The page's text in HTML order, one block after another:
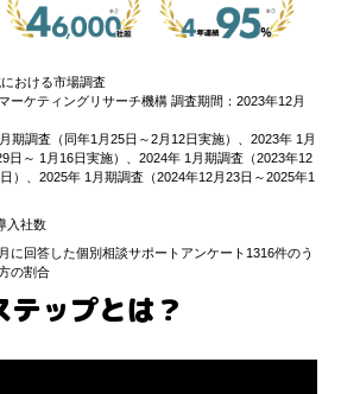
おける市場調査
ケティングリサーチ機構調査期間：2023年12月
期調査（同年1月25日～2月12日実施）、2023年 1月
日～ 1月16日実施）、2024年 1月期調査（2023年12
）、2025年 1月期調査（2024年12月23日～2025年1
入社数
に回答した個別相談サポートアンケート1316件のう
の割合
テップとは？